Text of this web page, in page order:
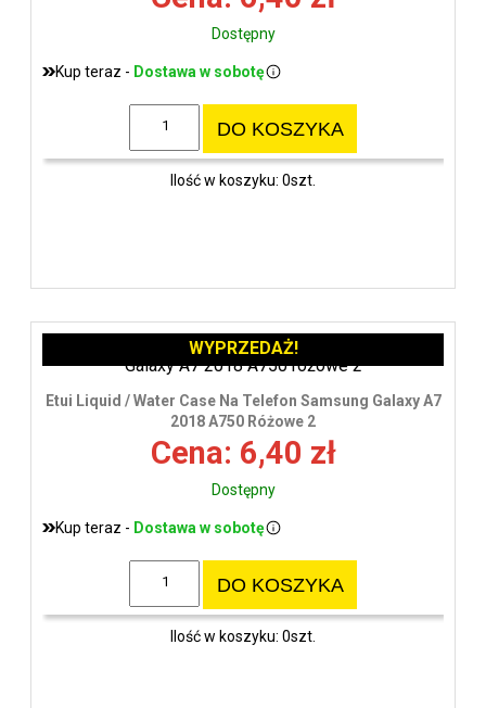
Dostępny
Kup teraz - Dostawa w sobotę
DO KOSZYKA
Ilość w koszyku: 0szt.
Etui Liquid / Water Case Na Telefon Samsung Galaxy A7
2018 A750 Różowe 2
Cena: 6,40 zł
Dostępny
Kup teraz - Dostawa w sobotę
DO KOSZYKA
Ilość w koszyku: 0szt.
WYPRZEDAŻ!